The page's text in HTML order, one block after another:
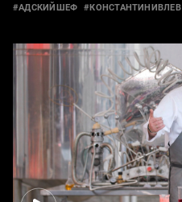
#АДСКИЙШЕФ #КОНСТАНТИНИВЛЕВ